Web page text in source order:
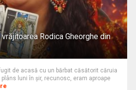
Rodica Gheorghe din
de acasă cu un bărbat căsătorit căruia
luni în șir, recunosc, eram aproape